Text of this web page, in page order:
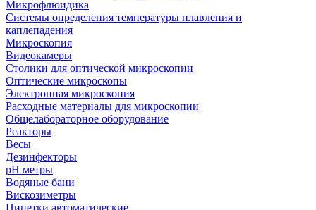
Микрофлюидика
Системы определения температуры плавления и
каплепадения
Микроскопия
Видеокамеры
Столики для оптической микроскопии
Оптические микроскопы
Электронная микроскопия
Расходные материалы для микроскопии
Общелабораторное оборудование
Реакторы
Весы
Дезинфекторы
рН метры
Водяные бани
Вискозиметры
Пипетки автоматические